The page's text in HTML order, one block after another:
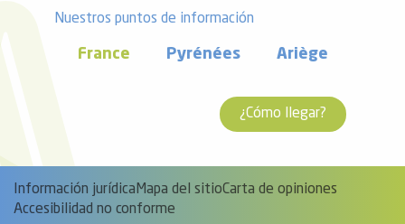
Nuestros puntos de información
France Pyrénées Ariège
¿Cómo llegar?
Información jurídicaMapa del sitioCarta de opiniones
Accesibilidad no conforme